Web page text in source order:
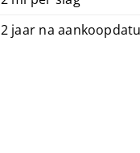
2 jaar na